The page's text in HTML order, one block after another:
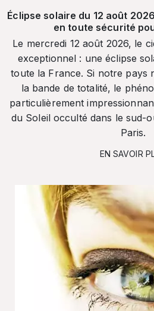
Éclipse solaire du 12 août
en toute sécurité
Le mercredi 12 août 2026, le
exceptionnel : une éclipse
toute la France. Si notre pays
la bande de totalité, le
particulièrement
du Soleil occulté dans le sud-
Paris.
EN SAVOIR